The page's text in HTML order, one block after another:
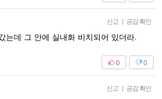
신고 | 공감 확인
는데 그 안에 실내화 비치되어 있더라.
0
0
신고 | 공감 확인